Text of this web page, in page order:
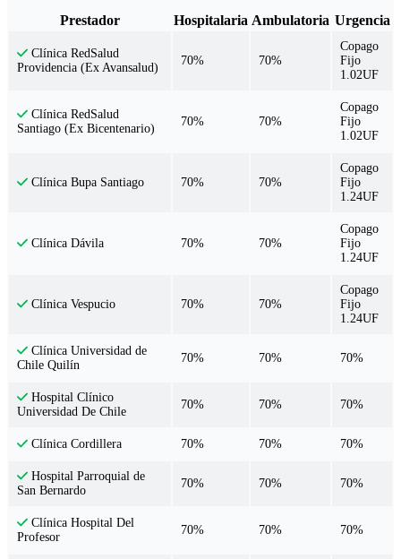
Prestador Hospitalaria Ambulatoria Urgencia
Clínica RedSalud
Providencia (Ex Avansalud)
70% 70%
Copago
Fijo
1.02UF
Clínica RedSalud
Santiago (Ex Bicentenario)
70% 70%
Copago
Fijo
1.02UF
Clínica Bupa Santiago 70% 70%
Copago
Fijo
1.24UF
Clínica Dávila 70% 70%
Copago
Fijo
1.24UF
Clínica Vespucio 70% 70%
Copago
Fijo
1.24UF
Clínica Universidad de
Chile Quilín
70% 70% 70%
Hospital Clínico
Universidad De Chile
70% 70% 70%
Clínica Cordillera 70% 70% 70%
Hospital Parroquial de
San Bernardo
70% 70% 70%
Clínica Hospital Del
Profesor
70% 70% 70%